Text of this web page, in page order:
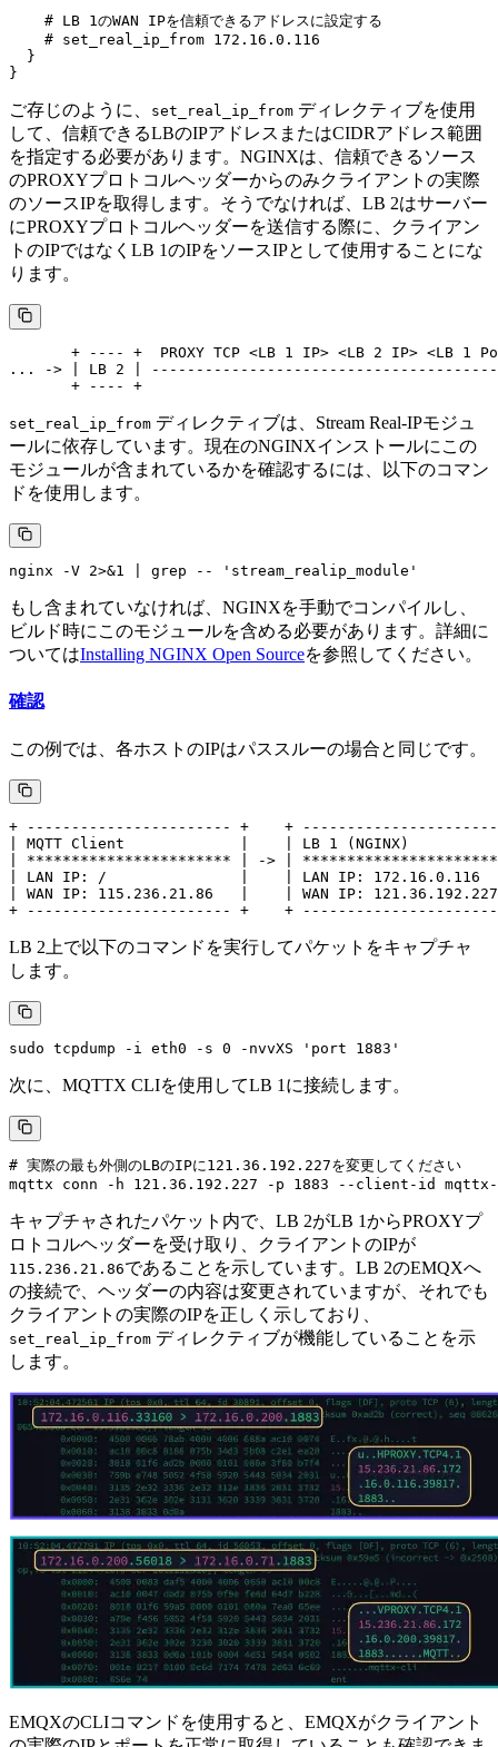
    # LB 1のWAN IPを信頼できるアドレスに設定する
    # set_real_ip_from 172.16.0.116
  }
ご存じのように、 set_real_ip_from ディレクティブを使用
して、信頼できるLBのIPアドレスまたはCIDRアドレス範囲
を指定する必要があります。NGINXは、信頼できるソース
のPROXYプロトコルヘッダーからのみクライアントの実際
のソースIPを取得します。そうでなければ、LB 2はサーバー
にPROXYプロトコルヘッダーを送信する際に、クライアン
トのIPではなくLB 1のIPをソースIPとして使用することにな
ります。
+ ---- +  PROXY TCP <LB 1 IP> <LB 2 IP> <LB 1
... -> | LB 2 |
set_real_ip_from ディレクティブは、Stream Real-IPモジュ
ールに依存しています。現在のNGINXインストールにこの
モジュールが含まれているかを確認するには、以下のコマン
ドを使用します。
もし含まれていなければ、NGINXを手動でコンパイルし、
ビルド時にこのモジュールを含める必要があります。詳細に
ついてはInstalling NGINX Open Sourceを参照してください。
確認
この例では、各ホストのIPはパススルーの場合と同じです。
+ ----------------------- +    +
| MQTT Client             |    | LB 1 (NGINX)
| *********************** | -> |
| LAN IP: /               |    | LAN IP: 172.16.0.116
| WAN IP: 115.236.21.86   |    | WAN IP:
LB 2上で以下のコマンドを実行してパケットをキャプチャ
します。
次に、MQTTX CLIを使用してLB 1に接続します。
# 実際の最も外側のLBのIPに121.36.192.227を変更してください
キャプチャされたパケット内で、LB 2がLB 1からPROXYプ
ロトコルヘッダーを受け取り、クライアントのIPが
115.236.21.86であることを示しています。LB 2のEMQXへ
の接続で、ヘッダーの内容は変更されていますが、それでも
クライアントの実際のIPを正しく示しており、
set_real_ip_from ディレクティブが機能していることを示
します。
EMQXのCLIコマンドを使用すると、EMQXがクライアント